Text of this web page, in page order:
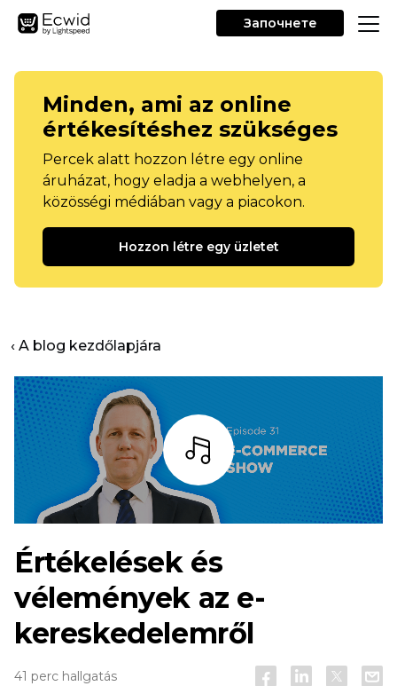
Започнете
Minden, ami az online
értékesítéshez szükséges
Percek alatt hozzon létre egy online
áruházat, hogy eladja a webhelyen, a
közösségi médiában vagy a piacokon.
Hozzon létre egy üzletet
‹ A blog kezdőlapjára
Hallgass
Értékelések és
vélemények az e-
kereskedelemről
41 perc hallgatás